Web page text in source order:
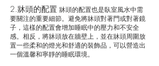
2.牀頭的配置 牀頭的配置也是臥室風水中需
要關注的重要細節。避免將牀頭對著門或對著鏡
子，這樣的配置會增加睡眠中的壓力和不安全
感。相反，將牀頭放在牆壁上，並在牀頭周圍放
置一些柔和的燈光和舒適的裝飾品，可以營造出
一個溫馨和寧靜的睡眠環境。